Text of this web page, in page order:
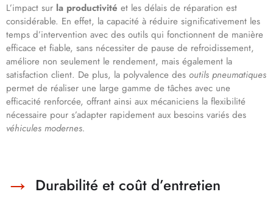
L’impact sur la productivité et les délais de réparation est
considérable. En effet, la capacité à réduire significativement les
temps d’intervention avec des outils qui fonctionnent de manière
efficace et fiable, sans nécessiter de pause de refroidissement,
améliore non seulement le rendement, mais également la
satisfaction client. De plus, la polyvalence des outils pneumatiques
permet de réaliser une large gamme de tâches avec une
efficacité renforcée, offrant ainsi aux mécaniciens la flexibilité
nécessaire pour s’adapter rapidement aux besoins variés des
véhicules modernes.
Durabilité et coût d’entretien